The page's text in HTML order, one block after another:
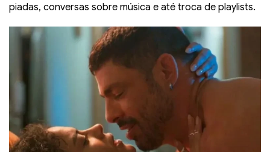
piadas, conversas sobre música e até troca de playlists.